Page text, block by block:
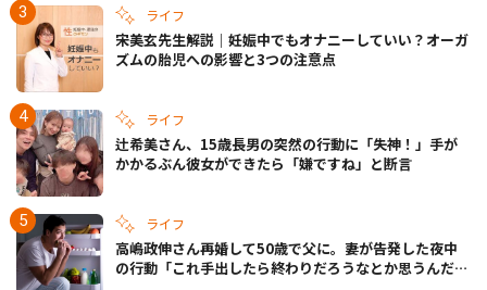
ライフ
宋美玄先生解説｜妊娠中でもオナニーしていい？オーガ
ズムの胎児への影響と3つの注意点
ライフ
辻希美さん、15歳長男の突然の行動に「失神！」手が
かかるぶん彼女ができたら「嫌ですね」と断言
ライフ
高嶋政伸さん再婚して50歳で父に。妻が告発した夜中
の行動「これ手出したら終わりだろうなとか思うんだけ